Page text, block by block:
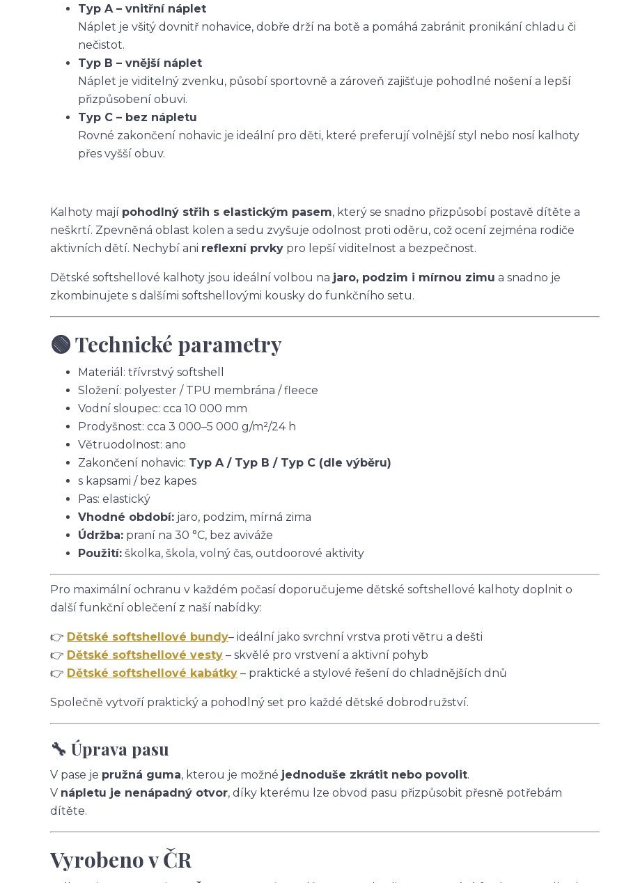
Typ A – vnitřní náplet
Náplet je všitý dovnitř nohavice, dobře drží na botě a pomáhá zabránit pronikání chladu či
nečistot.
Typ B – vnější náplet
Náplet je viditelný zvenku, působí sportovně a zároveň zajišťuje pohodlné nošení a lepší
přizpůsobení obuvi.
Typ C – bez nápletu
Rovné zakončení nohavic je ideální pro děti, které preferují volnější styl nebo nosí kalhoty
přes vyšší obuv.
Kalhoty mají pohodlný střih s elastickým pasem, který se snadno přizpůsobí postavě dítěte a
neškrtí. Zpevněná oblast kolen a sedu zvyšuje odolnost proti oděru, což ocení zejména rodiče
aktivních dětí. Nechybí ani reflexní prvky pro lepší viditelnost a bezpečnost.
Dětské softshellové kalhoty jsou ideální volbou na jaro, podzim i mírnou zimu a snadno je
zkombinujete s dalšími softshellovými kousky do funkčního setu.
🟢 Technické parametry
Materiál: třívrstvý softshell
Složení: polyester / TPU membrána / fleece
Vodní sloupec: cca 10 000 mm
Prodyšnost: cca 3 000–5 000 g/m²/24 h
Větruodolnost: ano
Zakončení nohavic: Typ A / Typ B / Typ C (dle výběru)
s kapsami / bez kapes
Pas: elastický
Vhodné období: jaro, podzim, mírná zima
Údržba: praní na 30 °C, bez aviváže
Použití: školka, škola, volný čas, outdoorové aktivity
Pro maximální ochranu v každém počasí doporučujeme dětské softshellové kalhoty doplnit o
další funkční oblečení z naší nabídky:
👉 Dětské softshellové bundy– ideální jako svrchní vrstva proti větru a dešti
👉 Dětské softshellové vesty – skvělé pro vrstvení a aktivní pohyb
👉 Dětské softshellové kabátky – praktické a stylové řešení do chladnějších dnů
Společně vytvoří praktický a pohodlný set pro každé dětské dobrodružství.
🔧 Úprava pasu
V pase je pružná guma, kterou je možné jednoduše zkrátit nebo povolit.
V nápletu je nenápadný otvor, díky kterému lze obvod pasu přizpůsobit přesně potřebám
dítěte.
Vyrobeno v ČR